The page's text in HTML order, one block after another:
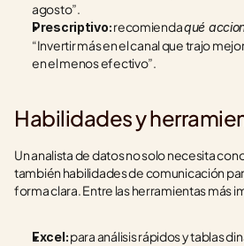
agosto”.
Prescriptivo: recomienda qué
“Invertir más en el canal que trajo
en el menos efectivo”.
Habilidades y
Un analista de datos no solo necesita
también habilidades de comunicación
forma clara. Entre las herramientas más
Excel: para análisis rápidos y tablas